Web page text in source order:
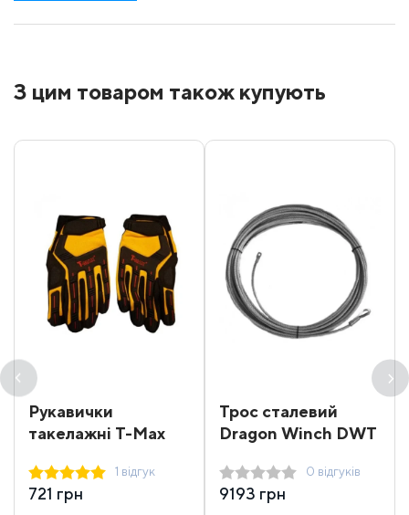
З цим товаром також купують
Рукавички
такелажні T-Max
1 відгук
721 грн
Трос сталевий
Dragon Winch DWT
0 відгуків
9193 грн